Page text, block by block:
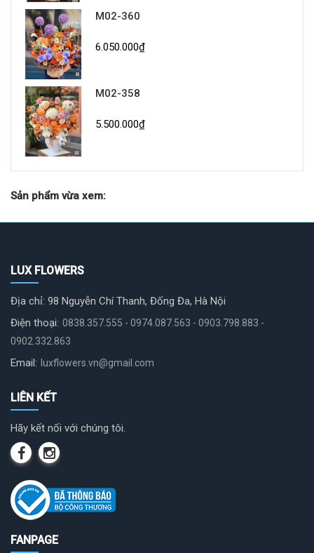
M02-360
6.050.000₫
M02-358
5.500.000₫
Sản phẩm vừa xem:
LUX FLOWERS
Địa chỉ: 98 Nguyễn Chí Thanh, Đống Đa, Hà Nội
Điện thoại: 0838.357.555 - 0974.087.563 - 0903.798.883 -
0902.332.863
Email: luxflowers.vn@gmail.com
LIÊN KẾT
Hãy kết nối với chúng tôi.
FANPAGE